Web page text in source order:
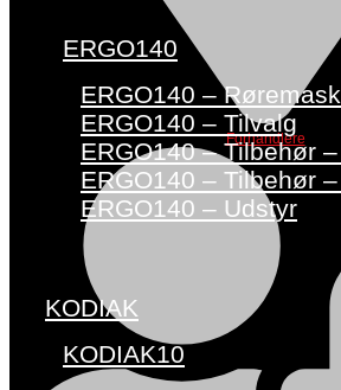
Forhandlere
ERGO140
ERGO140 –
ERGO140 – Tilvalg
ERGO140 – Tilbehør
ERGO140 – Tilbehør
ERGO140 – Udstyr
KODIAK
KODIAK10